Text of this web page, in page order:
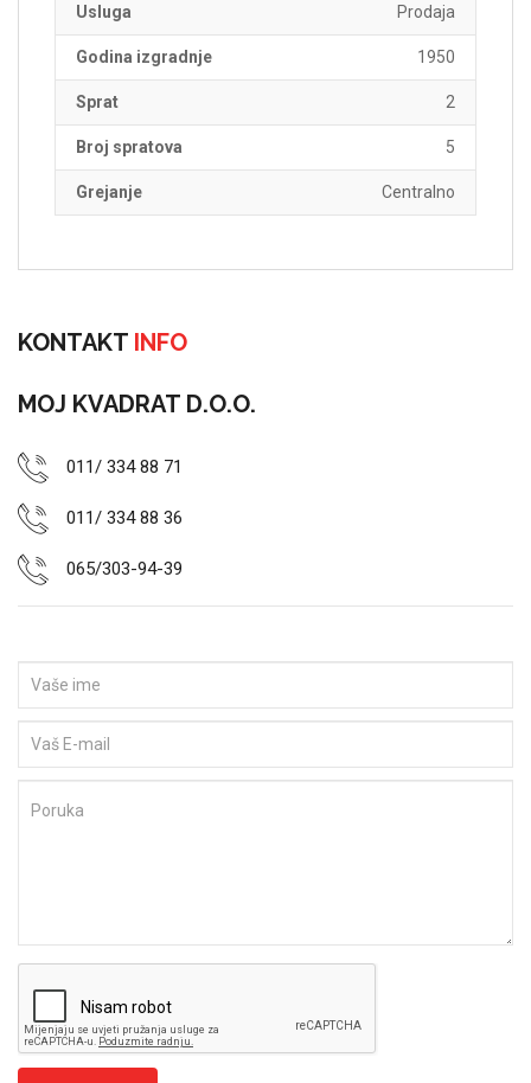
Usluga Prodaja
Godina izgradnje 1950
Sprat 2
Broj spratova 5
Grejanje Centralno
KONTAKT INFO
MOJ KVADRAT D.O.O.
011/ 334 88 71
011/ 334 88 36
065/303-94-39